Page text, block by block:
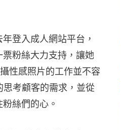
登入成人網站平台，
粉絲大力支持，讓她
性感照片的工作並不容
考顧客的需求，並從
絲們的心。